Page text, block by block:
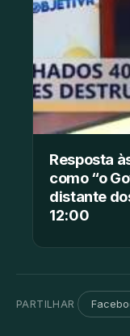
Resposta
como “o
distante
12:00
PARTILHAR